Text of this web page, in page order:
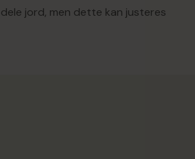
jord, men dette kan justeres
i både indendørs og